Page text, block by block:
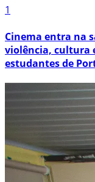
1
Cinema entra na
violência, cultura
estudantes de